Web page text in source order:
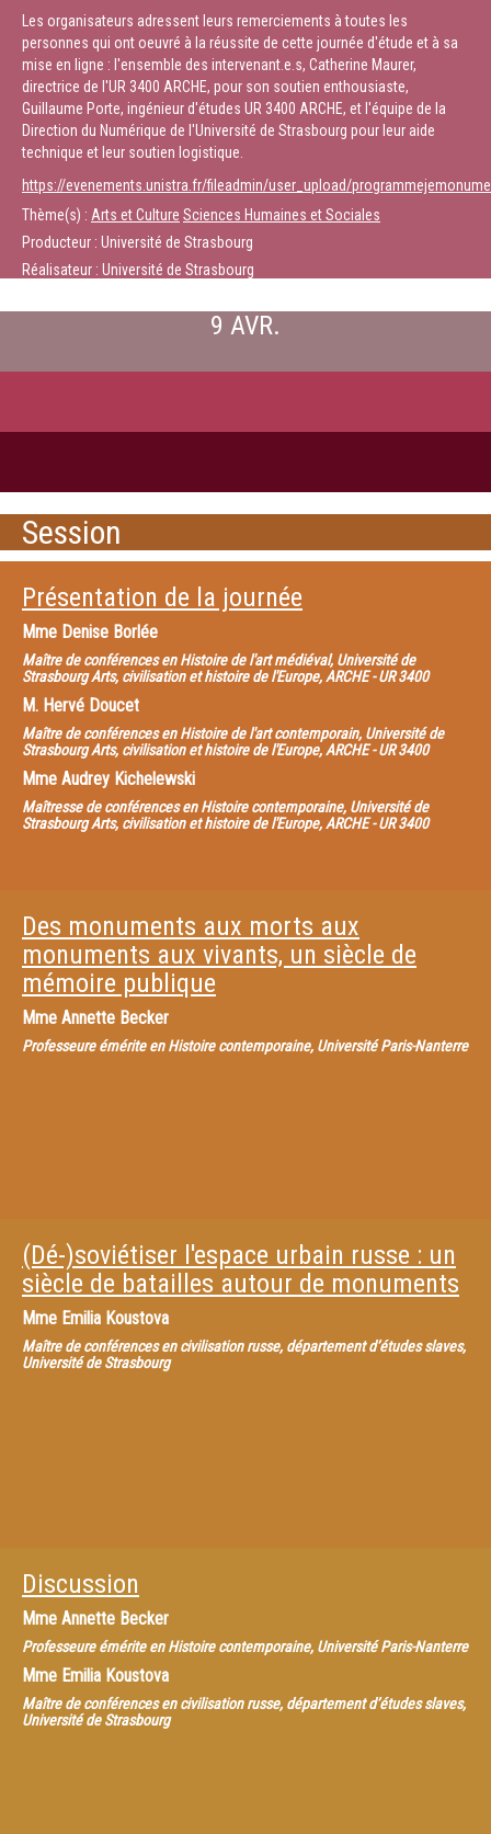
Les organisateurs adressent leurs remerciements à toutes les
personnes qui ont oeuvré à la réussite de cette journée d'étude et à sa
mise en ligne : l'ensemble des intervenant.e.s, Catherine Maurer,
directrice de l'UR 3400 ARCHE, pour son soutien enthousiaste,
Guillaume Porte, ingénieur d'études UR 3400 ARCHE, et l'équipe de la
Direction du Numérique de l'Université de Strasbourg pour leur aide
technique et leur soutien logistique.
https://evenements.unistra.fr/fileadmin/user_upload/
Thème(s) : Arts et Culture Sciences Humaines et Sociales
Producteur : Université de Strasbourg
Réalisateur : Université de Strasbourg
9 AVR.
Session
Présentation de la journée
Mme Denise Borlée
Maître de conférences en Histoire de l'art médiéval, Université de
Strasbourg Arts, civilisation et histoire de l'Europe, ARCHE - UR 3400
M. Hervé Doucet
Maître de conférences en Histoire de l'art contemporain, Université de
Strasbourg Arts, civilisation et histoire de l'Europe, ARCHE - UR 3400
Mme Audrey Kichelewski
Maîtresse de conférences en Histoire contemporaine, Université de
Strasbourg Arts, civilisation et histoire de l'Europe, ARCHE - UR 3400
Des monuments aux morts aux
monuments aux vivants, un siècle de
mémoire publique
Mme Annette Becker
Professeure émérite en Histoire contemporaine, Université Paris-Nanterre
(Dé-)soviétiser l'espace urbain russe : un
siècle de batailles autour de monuments
Mme Emilia Koustova
Maître de conférences en civilisation russe, département d’études slaves,
Université de Strasbourg
Discussion
Mme Annette Becker
Professeure émérite en Histoire contemporaine, Université Paris-Nanterre
Mme Emilia Koustova
Maître de conférences en civilisation russe, département d’études slaves,
Université de Strasbourg